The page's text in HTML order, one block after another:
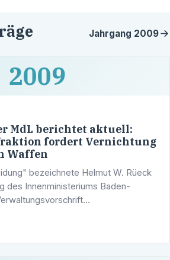
Jahrgang 2009
2009
MdL berichtet aktuell:
fordert Vernichtung
Waffen
bezeichnete Helmut W. Rüeck
des Innenministeriums Baden-